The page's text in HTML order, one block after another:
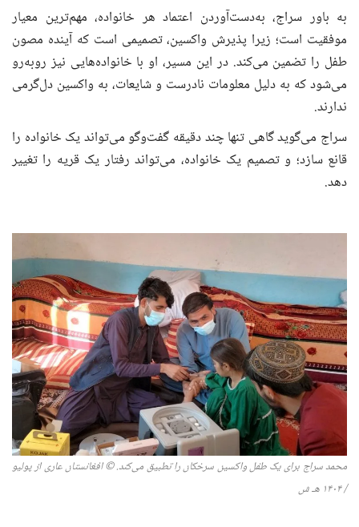
به باور سراج، به‌دست‌آوردن اعتماد هر خانواده، مهم‌ترین معیار
موفقیت است؛ زیرا پذیرش واکسین، تصمیمی است که آینده مصون
طفل را تضمین می‌کند. در این مسیر، او با خانواده‌هایی نیز روبه‌رو
می‌شود که به دلیل معلومات نادرست و شایعات، به واکسین دل‌گرمی
ندارند.
سراج می‌گوید گاهی تنها چند دقیقه گفت‌وگو می‌تواند یک خانواده را
قانع سازد؛ و تصمیم یک خانواده، می‌تواند رفتار یک قریه را تغییر
دهد.
محمد سراج برای یک طفل واکسینسرخکانرا تطبیق می‌کند. © افغانستان عاری از پولیو
/۱۴۰۴ هـش